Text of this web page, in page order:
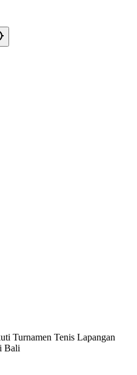
Turnamen Tenis Lapangan
Bali